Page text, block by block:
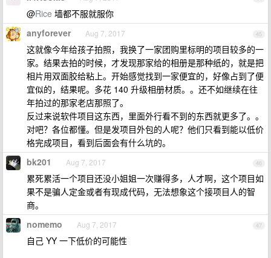
@Rice 墙都不服就服你
45
anyforever Aug 7, 2017
这就像今年给孩子拍照，我换了一家团购里标明的项目较多的一
家。结果去拍的时候，才发现那家给的相册是那种纸的，就是把
相片用双面胶给粘上。开始感觉找到一家便宜的，好像占到了便
宜似的，结果呢。多花 140 升级相册材质。。还不如继续在往
年拍过的那家老店那照了。
反过来说软件项目这东西，里面外行看不到的东西就更多了。。
对吧？各位都懂。但是发项目外包的人呢？他们只看到能以低价
格完成项目，看到后面会有什么坑的。
46
bk201 Aug 7, 2017
累死累活一个项目还没小姐姐一次赚得多，人才啊，这个项目如
果不是骗人定金或者有现成代码，无法想象这个接项目人的智
商。
47
nomemo Aug 7, 2017
自己 YY 一下低价的可能性